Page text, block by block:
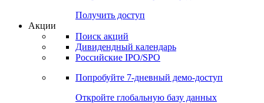
Получить доступ
Акции
Поиск акций
Дивидендный календарь
Российские IPO/SPO
Попробуйте 7-дневный демо-доступ
Откройте глобальную базу данных